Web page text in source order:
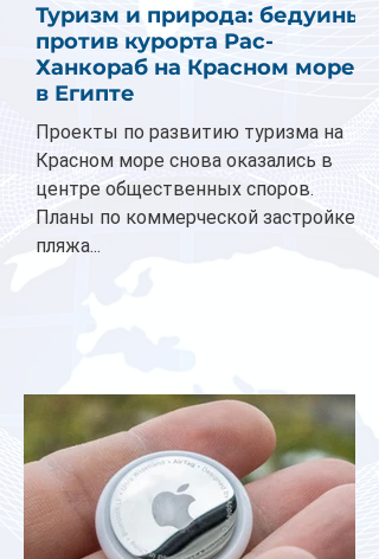
Туризм и природа: бедуины
против курорта Рас-
Ханкораб на Красном море
в Египте
Проекты по развитию туризма на
Красном море снова оказались в
центре общественных споров.
Планы по коммерческой застройке
пляжа...